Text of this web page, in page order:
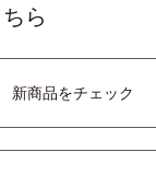
ら
新商品をチェック